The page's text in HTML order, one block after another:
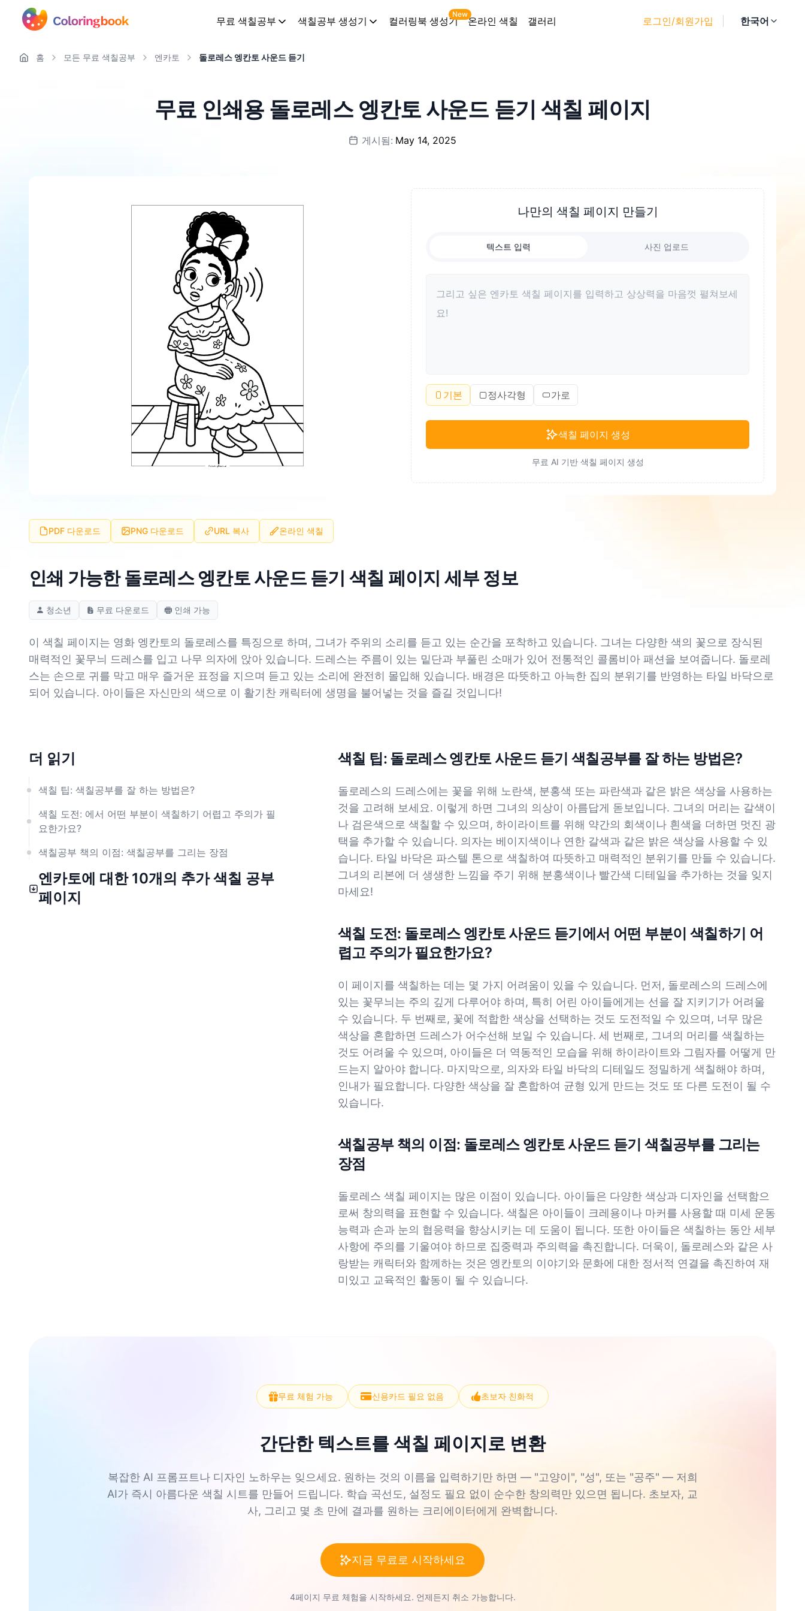
로그인/회원가입 한국어
무료 색칠공부 색칠공부 생성기 컬러링북 생성기
New
온라인 색칠 갤러리
홈 모든 무료 색칠공부 엔카토 돌로레스 엥칸토 사운드 듣기
무료 인쇄용 돌로레스 엥칸토 사운드 듣기 색칠 페이지
게시됨: May 14, 2025
나만의 색칠 페이지 만들기
텍스트 입력 사진 업로드
기본 정사각형 가로
색칠 페이지 생성
무료 AI 기반 색칠 페이지 생성
PDF 다운로드 PNG 다운로드 URL 복사 온라인 색칠
인쇄 가능한 돌로레스 엥칸토 사운드 듣기 색칠 페이지 세부 정보
청소년 무료 다운로드 인쇄 가능
이 색칠 페이지는 영화 엥칸토의 돌로레스를 특징으로 하며, 그녀가 주위의 소리를 듣고 있는 순간을 포착하고 있습니다. 그녀는 다양한 색의 꽃으로 장식된
매력적인 꽃무늬 드레스를 입고 나무 의자에 앉아 있습니다. 드레스는 주름이 있는 밑단과 부풀린 소매가 있어 전통적인 콜롬비아 패션을 보여줍니다. 돌로레
스는 손으로 귀를 막고 매우 즐거운 표정을 지으며 듣고 있는 소리에 완전히 몰입해 있습니다. 배경은 따뜻하고 아늑한 집의 분위기를 반영하는 타일 바닥으로
되어 있습니다. 아이들은 자신만의 색으로 이 활기찬 캐릭터에 생명을 불어넣는 것을 즐길 것입니다!
더 읽기
색칠 팁: 색칠공부를 잘 하는 방법은?
색칠 도전: 에서 어떤 부분이 색칠하기 어렵고 주의가 필
요한가요?
색칠공부 책의 이점: 색칠공부를 그리는 장점
엔카토에 대한 10개의 추가 색칠 공부
페이지
색칠 팁: 돌로레스 엥칸토 사운드 듣기 색칠공부를 잘 하는 방법은?
돌로레스의 드레스에는 꽃을 위해 노란색, 분홍색 또는 파란색과 같은 밝은 색상을 사용하는
것을 고려해 보세요. 이렇게 하면 그녀의 의상이 아름답게 돋보입니다. 그녀의 머리는 갈색이
나 검은색으로 색칠할 수 있으며, 하이라이트를 위해 약간의 회색이나 흰색을 더하면 멋진 광
택을 추가할 수 있습니다. 의자는 베이지색이나 연한 갈색과 같은 밝은 색상을 사용할 수 있
습니다. 타일 바닥은 파스텔 톤으로 색칠하여 따뜻하고 매력적인 분위기를 만들 수 있습니다.
그녀의 리본에 더 생생한 느낌을 주기 위해 분홍색이나 빨간색 디테일을 추가하는 것을 잊지
마세요!
색칠 도전: 돌로레스 엥칸토 사운드 듣기에서 어떤 부분이 색칠하기 어
렵고 주의가 필요한가요?
이 페이지를 색칠하는 데는 몇 가지 어려움이 있을 수 있습니다. 먼저, 돌로레스의 드레스에
있는 꽃무늬는 주의 깊게 다루어야 하며, 특히 어린 아이들에게는 선을 잘 지키기가 어려울
수 있습니다. 두 번째로, 꽃에 적합한 색상을 선택하는 것도 도전적일 수 있으며, 너무 많은
색상을 혼합하면 드레스가 어수선해 보일 수 있습니다. 세 번째로, 그녀의 머리를 색칠하는
것도 어려울 수 있으며, 아이들은 더 역동적인 모습을 위해 하이라이트와 그림자를 어떻게 만
드는지 알아야 합니다. 마지막으로, 의자와 타일 바닥의 디테일도 정밀하게 색칠해야 하며,
인내가 필요합니다. 다양한 색상을 잘 혼합하여 균형 있게 만드는 것도 또 다른 도전이 될 수
있습니다.
색칠공부 책의 이점: 돌로레스 엥칸토 사운드 듣기 색칠공부를 그리는
장점
돌로레스 색칠 페이지는 많은 이점이 있습니다. 아이들은 다양한 색상과 디자인을 선택함으
로써 창의력을 표현할 수 있습니다. 색칠은 아이들이 크레용이나 마커를 사용할 때 미세 운동
능력과 손과 눈의 협응력을 향상시키는 데 도움이 됩니다. 또한 아이들은 색칠하는 동안 세부
사항에 주의를 기울여야 하므로 집중력과 주의력을 촉진합니다. 더욱이, 돌로레스와 같은 사
랑받는 캐릭터와 함께하는 것은 엥칸토의 이야기와 문화에 대한 정서적 연결을 촉진하여 재
미있고 교육적인 활동이 될 수 있습니다.
무료 체험 가능 신용카드 필요 없음 초보자 친화적
간단한 텍스트를 색칠 페이지로 변환
복잡한 AI 프롬프트나 디자인 노하우는 잊으세요. 원하는 것의 이름을 입력하기만 하면 — "고양이", "성", 또는 "공주" — 저희
AI가 즉시 아름다운 색칠 시트를 만들어 드립니다. 학습 곡선도, 설정도 필요 없이 순수한 창의력만 있으면 됩니다. 초보자, 교
사, 그리고 몇 초 만에 결과를 원하는 크리에이터에게 완벽합니다.
지금 무료로 시작하세요
4페이지 무료 체험을 시작하세요. 언제든지 취소 가능합니다.